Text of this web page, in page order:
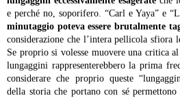
e perché no, soporifero. “Carl e Yaya” e
minutaggio poteva essere brutalmente
considerazione che l’intera pellicola sfiora
Se proprio si volesse muovere una critica
lungaggini rappresenterebbero la prima
considerare che proprio queste
della storia che portano con sé